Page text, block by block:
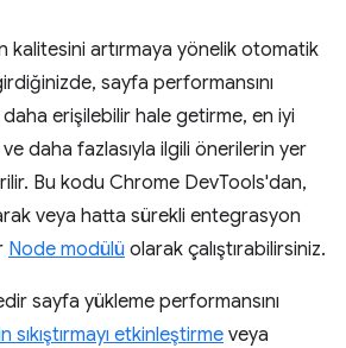
kalitesini artırmaya yönelik otomatik
sayfa performansını
erişilebilir hale getirme, en iyi
daha fazlasıyla ilgili önerilerin yer
Bu kodu Chrome DevTools'dan,
veya hatta sürekli entegrasyon
Node modülü olarak çalıştırabilirsiniz.
sayfa yükleme performansını
sıkıştırmayı etkinleştirme veya